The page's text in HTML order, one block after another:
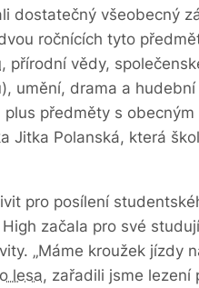
dostatečný všeobecný
ročnících tyto
, přírodní vědy,
umění, drama a hudební
předměty s obecným
Jitka Polanská, která
pro posílení
začala pro své
„Máme kroužek jízdy
lesa, zařadili jsme lezení